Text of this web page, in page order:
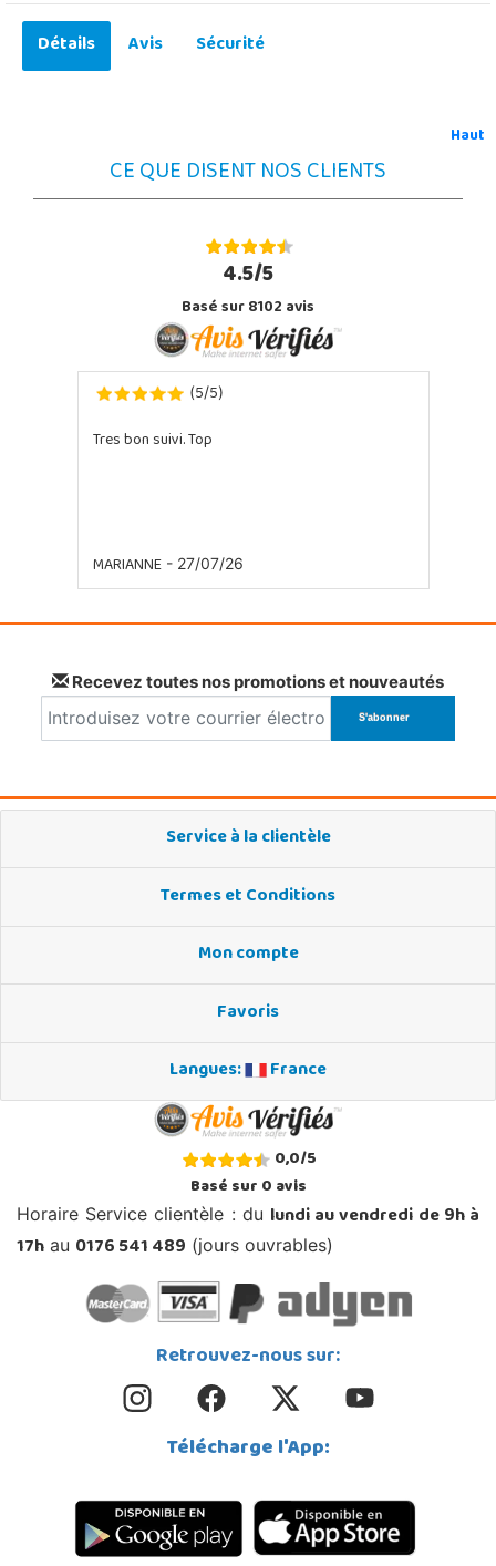
Détails Avis Sécurité
Haut
CE QUE DISENT NOS CLIENTS
4.5/5
Basé sur 8102 avis
(5/5)
Tres bon suivi. Top
MARIANNE- 27/07/26
Recevez toutes nos promotions et nouveautés
Service à la clientèle
Termes et Conditions
Mon compte
Favoris
Langues:
France
0,0/5
Basé sur0avis
Horaire Service clientèle : du lundi au vendredi de 9h à
17h au 0176 541 489 (jours ouvrables)
Retrouvez-nous sur:
Télécharge l'App: